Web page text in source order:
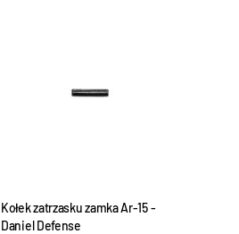
Kołek zatrzasku zamka Ar-15 -
Daniel Defense